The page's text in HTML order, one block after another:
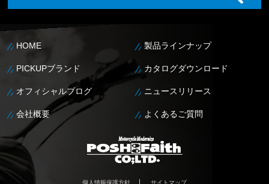
HOME 製品ラインナップ
PICKUPブランド カタログダウンロード
オフィシャルブログ ニュースリリース
会社概要 よくあるご質問
個人情報保護方針 サイトマップ